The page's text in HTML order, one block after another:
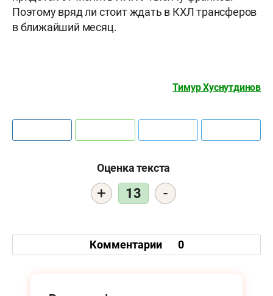
Поэтому вряд ли стоит ждать в КХЛ трансферов
в ближайший месяц.
Тимур Хуснутдинов
Оценка текста
+ 13 -
Комментарии 0